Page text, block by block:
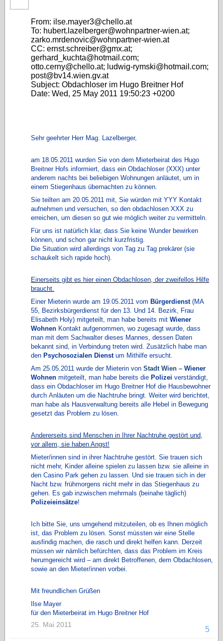
From: ilse.mayer3@chello.at
To: hubert.lazelberger@wohnpartner-wien.at;
zarko.mrdenovic@wohnpartner-wien.at
CC: ernst.schreiber@gmx.at;
gerhard_kuchta@hotmail.com;
otto.cerny@chello.at; ludwig-rymski@hotmail.com;
post@bv14.wien.gv.at
Subject: Obdachloser im Hugo Breitner Hof
Date: Wed, 25 May 2011 19:50:23 +0200
Sehr geehrter Herr Mag. Lazelberger,
am 18.05.2011 wurden Sie von dem Mieterbeirat des Hugo
Breitner Hofs informiert, dass ein Obdachloser (XXX) unter
anderem nachts bei beliebigen Wohnungen anläutet, um in
einem Stiegenhaus übernachten zu können.
Sie teilten am 20.05.2011 mit, Sie würden mit YYY Kontakt
aufnehmen und versuchen, so den obdachlosen XXX zu
erreichen, um diesen so gut wie möglich weiter zu vermitteln.
Für uns ist natürlich klar, dass Sie keine Wunder bewirken
können, und schon gar nicht kurzfristig.
Die Situation wird allerdings von Tag zu Tag prekärer (sie
schaukelt sich rapide hoch).
Einerseits gibt es hier einen Obdachlosen, der zweifellos Hilfe
braucht.
Einer Mieterin wurde am 19.05.2011 vom Bürgerdienst(MA
55, Bezirksbürgerdienst für den 13. Und 14. Bezirk, Frau
Elisabeth Holy) mitgeteilt, man habe bereits mit Wiener
Wohnen Kontakt aufgenommen, wo zugesagt wurde, dass
man mit dem Sachwalter dieses Mannes, dessen Daten
bekannt sind, in Verbindung treten wird. Zusätzlich habe man
den Psychosozialen Dienstum Mithilfe ersucht.
Am 25.05.2011 wurde der Mieterin von Stadt Wien – Wiener
Wohnen mitgeteilt, man habe bereits die Polizei verständigt,
dass ein Obdachloser im Hugo Breitner Hof die Hausbewohner
durch Anläuten um die Nachtruhe bringt. Weiter wird berichtet,
man habe als Hausverwaltung bereits alle Hebel in Bewegung
gesetzt das Problem zu lösen.
Andererseits sind Menschen in Ihrer Nachtruhe gestört und,
vor allem, sie haben Angst!
Mieter/innen sind in ihrer Nachtruhe gestört. Sie trauen sich
nicht mehr, Kinder alleine spielen zu lassen bzw. sie alleine in
den Casino Park gehen zu lassen. Und sie trauen sich in der
Nacht bzw. frühmorgens nicht mehr in das Stiegenhaus zu
gehen. Es gab inzwischen mehrmals (beinahe täglich)
Polizeieinsätze!
Ich bitte Sie, uns umgehend mitzuteilen, ob es Ihnen möglich
ist, das Problem zu lösen. Sonst müssten wir eine Stelle
ausfindig machen, die rasch und direkt helfen kann. Derzeit
müssen wir nämlich befürchten, dass das Problem im Kreis
herumgereicht wird – am direkt Betroffenen, dem Obdachlosen,
sowie an den Mieter/innen vorbei.
Mit freundlichen Grüßen
Ilse Mayer
für den Mieterbeirat im Hugo Breitner Hof
5
25. Mai 2011